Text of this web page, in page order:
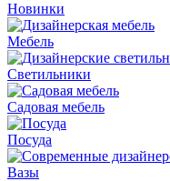
Новинки
Мебель
Светильники
Садовая мебель
Посуда
Вазы